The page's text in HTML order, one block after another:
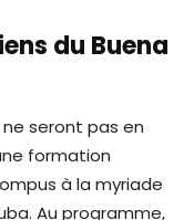
du Buena
seront pas en
formation
à la myriade
Au programme,